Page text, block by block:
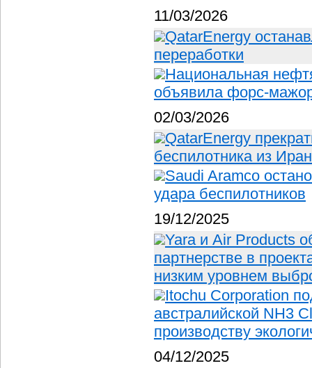
11/03/2026
QatarEnergy
переработки
Национальная
объявила форс-
02/03/2026
QatarEnergy
беспилотника из
Saudi Aramco
удара беспилотников
19/12/2025
Yara и Air Products
партнерстве в
низким уровнем
Itochu Corporation
австралийской NH3
производству
04/12/2025